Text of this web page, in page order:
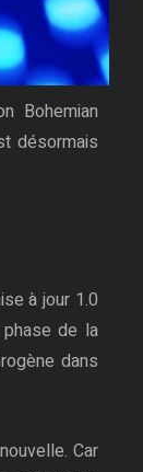
Bohemian
désormais
à jour 1.0
de la
dans
Car